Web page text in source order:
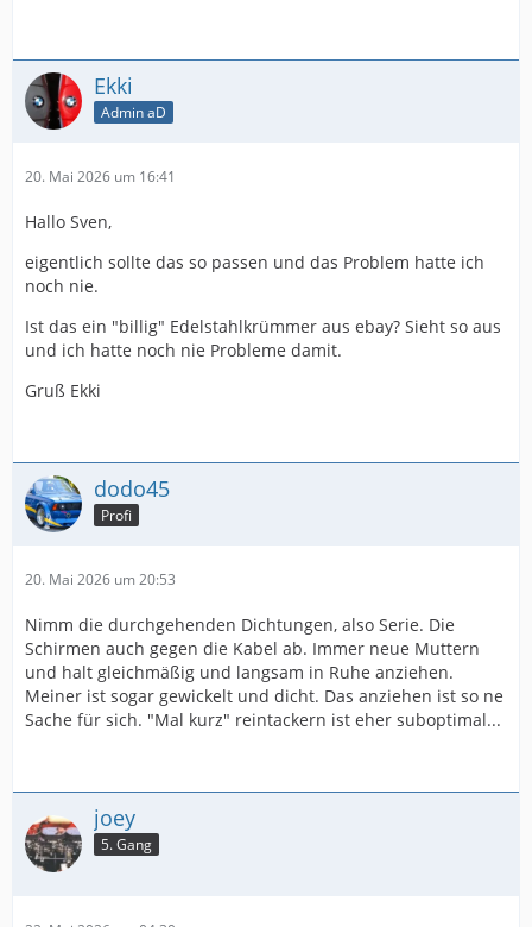
Ekki
Admin aD
20. Mai 2026 um 16:41
Hallo Sven,
eigentlich sollte das so passen und das Problem hatte ich
noch nie.
Ist das ein "billig" Edelstahlkrümmer aus ebay? Sieht so aus
und ich hatte noch nie Probleme damit.
Gruß Ekki
dodo45
Profi
20. Mai 2026 um 20:53
Nimm die durchgehenden Dichtungen, also Serie. Die
Schirmen auch gegen die Kabel ab. Immer neue Muttern
und halt gleichmäßig und langsam in Ruhe anziehen.
Meiner ist sogar gewickelt und dicht. Das anziehen ist so ne
Sache für sich. "Mal kurz" reintackern ist eher suboptimal...
joey
5. Gang